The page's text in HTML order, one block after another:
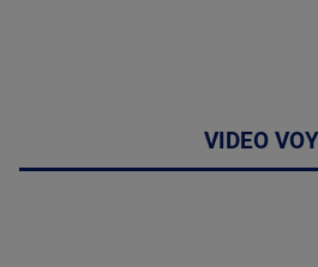
VIDEO